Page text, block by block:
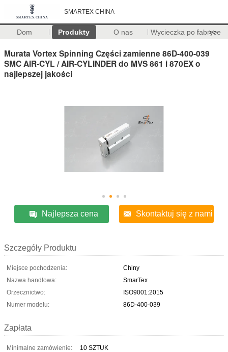
SMARTEX CHINA
Dom Produkty O nas Wycieczka po fabryce
>>
Murata Vortex Spinning Części zamienne 86D-400-039
SMC AIR-CYL / AIR-CYLINDER do MVS 861 i 870EX o
najlepszej jakości
Najlepsza cena Skontaktuj się z nami
Szczegóły Produktu
Miejsce pochodzenia:
Chiny
Nazwa handlowa:
SmarTex
Orzecznictwo:
ISO9001:2015
Numer modelu:
86D-400-039
Zapłata
Minimalne zamówienie:
10 SZTUK